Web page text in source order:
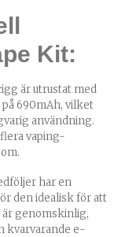
Kit:
är utrustat med
690mAh, vilket
användning.
vaping-
har en
den idealisk för att
är genomskinlig,
kvarvarande e-